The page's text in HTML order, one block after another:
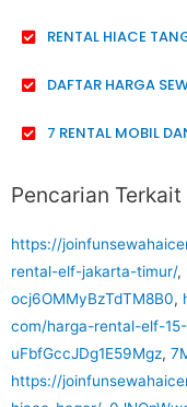
RENTAL HIACE
DAFTAR HARGA
7 RENTAL MOBIL
Pencarian Terkait
https://
rental-elf-jakarta-timur/,
ocj6OMMyBzTdTM8B0,
com/harga-rental-elf-
uFbfGccJDg1E59Mgz,
https://